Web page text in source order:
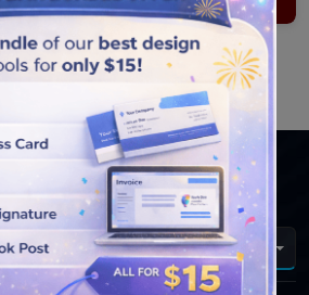
Load More
Id